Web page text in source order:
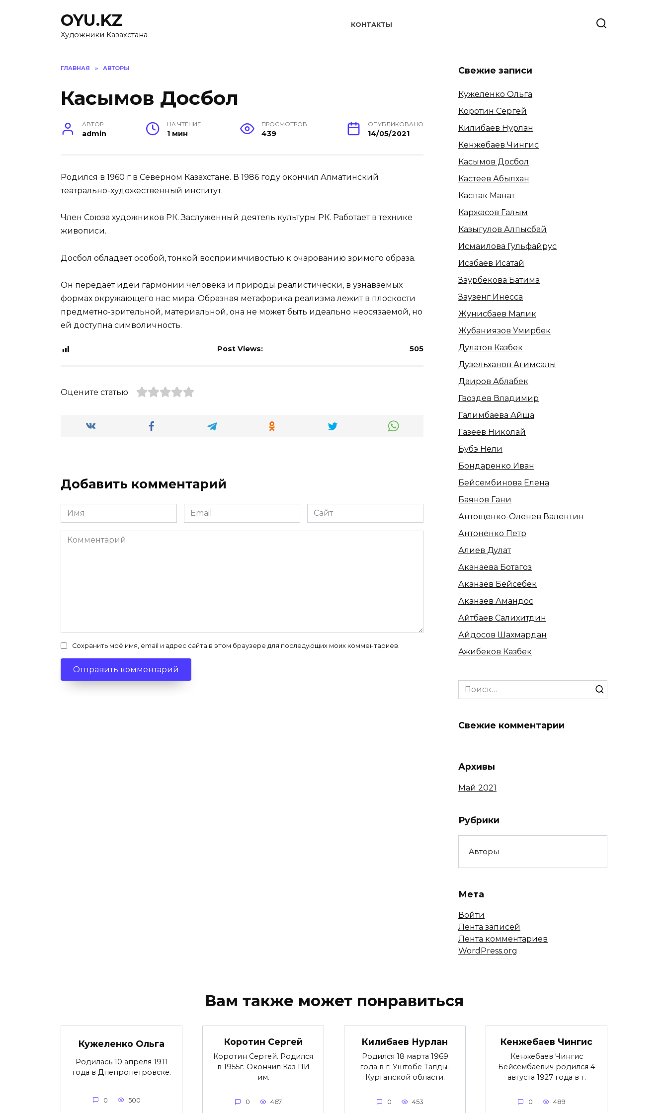
OYU.KZ
Художники Казахстана
КОНТАКТЫ
ГЛАВНАЯ » АВТОРЫ
Касымов Досбол
АВТОР
admin
НА ЧТЕНИЕ
1 мин
ПРОСМОТРОВ
439
ОПУБЛИКОВАНО
14/05/2021
Родился в 1960 г в Северном Казахстане. В 1986 году окончил Алматинский
театрально-художественный институт.
Член Союза художников РК. Заслуженный деятель культуры РК. Работает в технике
живописи.
Досбол обладает особой, тонкой восприимчивостью к очарованию зримого образа.
Он передает идеи гармонии человека и природы реалистически, в узнаваемых
формах окружающего нас мира. Образная метафорика реализма лежит в плоскости
предметно-зрительной, материальной, она не может быть идеально неосязаемой, но
ей доступна символичность.
Post Views: 505
Оцените статью
Добавить комментарий
Имя
*
Email
*
Сайт
Комментарий
Сохранить моё имя, email и адрес сайта в этом браузере для последующих моих комментариев.
Свежие записи
Кужеленко Ольга
Коротин Сергей
Килибаев Нурлан
Кенжебаев Чингис
Касымов Досбол
Кастеев Абылхан
Каспак Манат
Каржасов Галым
Казыгулов Алпысбай
Исмаилова Гульфайрус
Исабаев Исатай
Заурбекова Батима
Заузенг Инесса
Жунисбаев Малик
Жубаниязов Умирбек
Дулатов Казбек
Дузельханов Агимсалы
Даиров Аблабек
Гвоздев Владимир
Галимбаева Айша
Газеев Николай
Бубэ Нели
Бондаренко Иван
Бейсембинова Елена
Баянов Гани
Антощенко-Оленев Валентин
Антоненко Петр
Алиев Дулат
Аканаева Ботагоз
Аканаев Бейсебек
Аканаев Амандос
Айтбаев Салихитдин
Айдосов Шахмардан
Ажибеков Казбек
Search
for:
Свежие комментарии
Архивы
Май 2021
Рубрики
Авторы
Мета
Войти
Лента записей
Лента комментариев
WordPress.org
Вам также может понравиться
Кужеленко Ольга
Родилась 10 апреля 1911
года в Днепропетровске.
0 500
Коротин Сергей
Коротин Сергей. Родился
в 1955г. Окончил Каз ПИ
им.
0 467
Килибаев Нурлан
Родился 18 марта 1969
года в г. Уштобе Талды-
Курганской области.
0 453
Кенжебаев Чингис
Кенжебаев Чингис
Бейсембаевич родился 4
августа 1927 года в г.
0 489